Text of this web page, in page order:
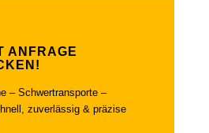
ANFRAGE
– Schwertransporte –
zuverlässig & präzise